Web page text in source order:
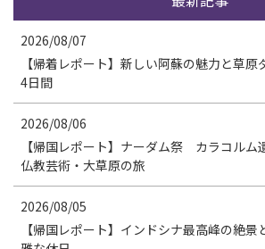
2026/08/07
【帰着レポート】新しい阿蘇の魅力と草原
4日間
2026/08/06
【帰国レポート】ナーダム祭 カラコルム
仏教芸術・大草原の旅
2026/08/05
【帰国レポート】インドシナ最高峰の絶景